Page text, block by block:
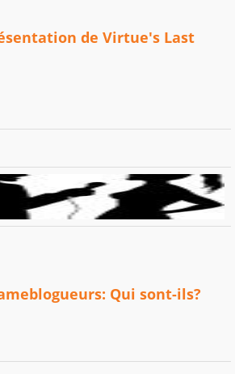
de Virtue's Last
Qui sont-ils?